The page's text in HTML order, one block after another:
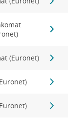
(Euronet)